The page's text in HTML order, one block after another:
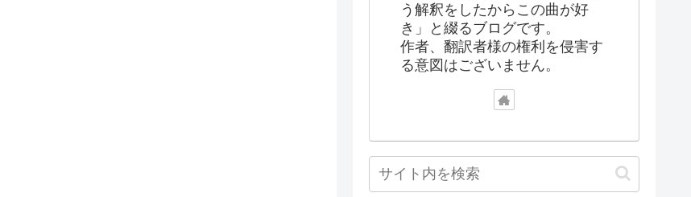
う解釈をしたからこの曲が好
き」と綴るブログです。
作者、翻訳者様の権利を侵害す
る意図はございません。